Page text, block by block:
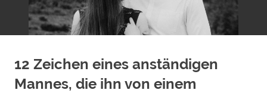
12 Zeichen eines anständigen
Mannes, die ihn von einem